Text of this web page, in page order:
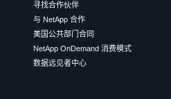
寻找合作伙伴
与 NetApp 合作
美国公共部门合同
NetApp OnDemand 消费模式
数据远见者中心